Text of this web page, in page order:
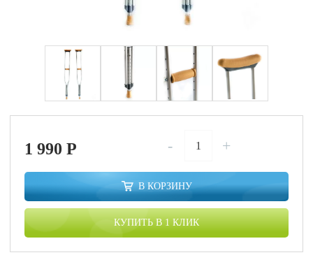
1 990P - +
В КОРЗИНУ
КУПИТЬ В 1 КЛИК